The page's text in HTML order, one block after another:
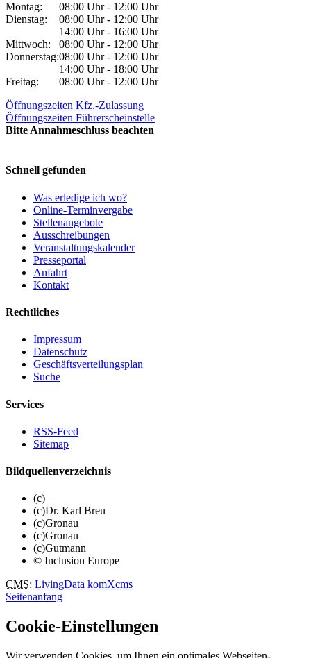
Montag:
08:00 Uhr - 12:00 Uhr
Dienstag:
08:00 Uhr - 12:00 Uhr
14:00 Uhr - 16:00 Uhr
Mittwoch:
08:00 Uhr - 12:00 Uhr
Donnerstag:08:00 Uhr - 12:00 Uhr
14:00 Uhr - 18:00 Uhr
Freitag:
08:00 Uhr - 12:00 Uhr
Öffnungszeiten Kfz.-Zulassung
Öffnungszeiten Führerscheinstelle
Bitte Annahmeschluss beachten
Schnell gefunden
Was erledige ich wo?
Online-Terminvergabe
Stellenangebote
Ausschreibungen
Veranstaltungskalender
Presseportal
Anfahrt
Kontakt
Rechtliches
Impressum
Datenschutz
Geschäftsverteilungsplan
Suche
Services
RSS-Feed
Sitemap
Bildquellenverzeichnis
(c)
(c)Dr. Karl Breu
(c)Gronau
(c)Gronau
(c)Gutmann
© Inclusion Europe
CMS: LivingData komXcms
Seitenanfang
Cookie-Einstellungen